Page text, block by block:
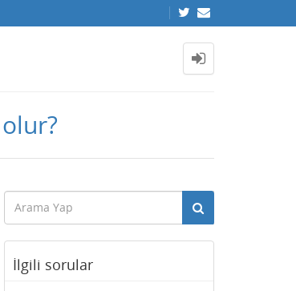
İlgili sorular